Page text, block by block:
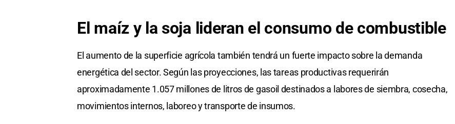
El maíz y la soja lideran el consumo de combustible
El aumento de la superficie agrícola también tendrá un fuerte impacto sobre la demanda
energética del sector. Según las proyecciones, las tareas productivas requerirán
aproximadamente 1.057 millones de litros de gasoil destinados a labores de siembra, cosecha,
movimientos internos, laboreo y transporte de insumos.